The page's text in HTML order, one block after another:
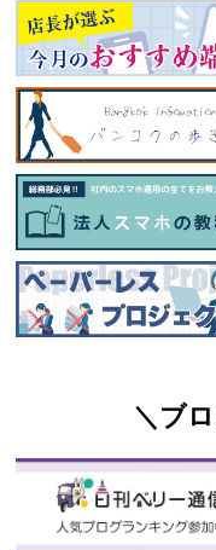
＼ブ